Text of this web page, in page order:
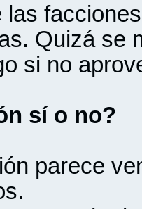
las
Quizá se
si no
sí o no?
parece